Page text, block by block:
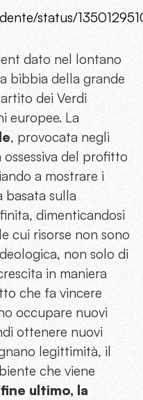
status/
dato nel lontano
bibbia della grande
dei Verdi
europee. La
, provocata negli
del profitto
a mostrare i
basata sulla
dimenticandosi
cui risorse non sono
non solo di
in maniera
che fa vincere
occupare nuovi
ottenere nuovi
legittimità, il
che viene
ultimo, la